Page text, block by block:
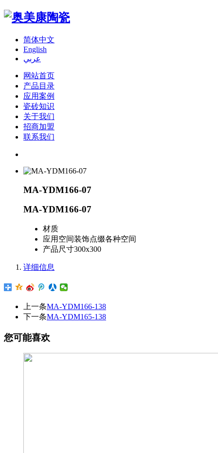
简体中文
English
عربي
网站首页
产品目录
应用案例
瓷砖知识
关于我们
招商加盟
联系我们
MA-YDM166-07
MA-YDM166-07
材质
应用空间装饰点缀各种空间
产品尺寸300x300
详细信息
上一条MA-YDM166-138
下一条MA-YDM165-138
您可能喜欢